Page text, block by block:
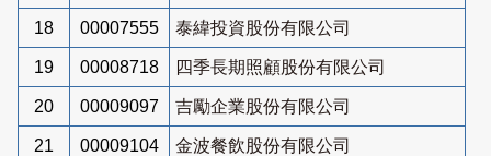
18 00007555 泰緯投資股份有限公司
19 00008718 四季長期照顧股份有限公司
20 00009097 吉勵企業股份有限公司
21 00009104 金波餐飲股份有限公司